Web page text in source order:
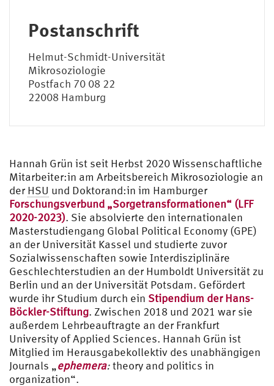
Postanschrift
Helmut-Schmidt-Universität
Mikrosoziologie
Postfach 70 08 22
22008 Hamburg
Hannah Grün ist seit Herbst 2020 Wissenschaftliche
Mitarbeiter:in am Arbeitsbereich Mikrosoziologie an
der HSU und Doktorand:in im Hamburger
Forschungsverbund „Sorgetransformationen“ (LFF
2020-2023). Sie absolvierte den internationalen
Masterstudiengang Global Political Economy (GPE)
an der Universität Kassel und studierte zuvor
Sozialwissenschaften sowie Interdisziplinäre
Geschlechterstudien an der Humboldt Universität zu
Berlin und an der Universität Potsdam. Gefördert
wurde ihr Studium durch ein Stipendium der Hans-
Böckler-Stiftung. Zwischen 2018 und 2021 war sie
außerdem Lehrbeauftragte an der Frankfurt
University of Applied Sciences. Hannah Grün ist
Mitglied im Herausgabekollektiv des unabhängigen
Journals „ephemera:theory and politics in
organization“.